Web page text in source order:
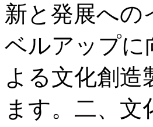
新と発展への
ベルアップに
よる文化創造
ます。二、